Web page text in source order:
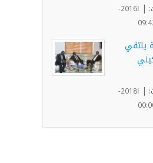
|
ا2016-
يلتقي
|
ا2018-